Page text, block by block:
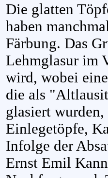
Die glatten
haben
Färbung. Das
Lehmglasur im
wird, wobei
die als
glasiert
Einlegetöpfe,
Infolge der
Ernst Emil